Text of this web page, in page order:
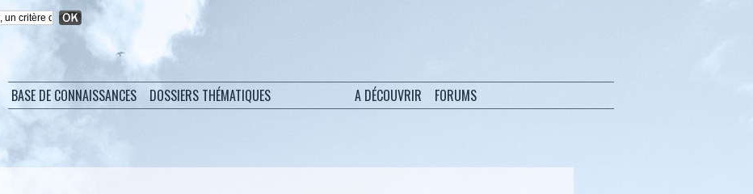
BASE DE CONNAISSANCES DOSSIERS THÉMATIQUES A DÉCOUVRIR FORUMS